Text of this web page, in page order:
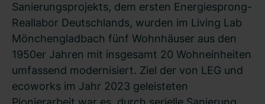
Sanierungsprojekts, dem ersten Energiesprong-
Reallabor Deutschlands, wurden im Living Lab
Mönchengladbach fünf Wohnhäuser aus den
1950er Jahren mit insgesamt 20 Wohneinheiten
umfassend modernisiert. Ziel der von LEG und
ecoworks im Jahr 2023 geleisteten